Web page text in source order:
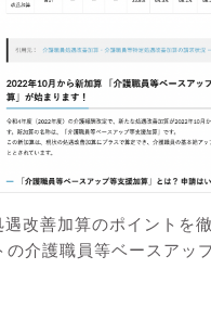
遇改善加算のポイントを
の介護職員等ベースアッ